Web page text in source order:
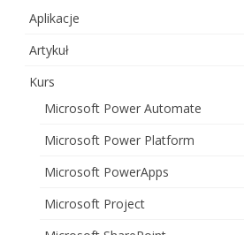
Aplikacje
Artykuł
Kurs
Microsoft Power Automate
Microsoft Power Platform
Microsoft PowerApps
Microsoft Project